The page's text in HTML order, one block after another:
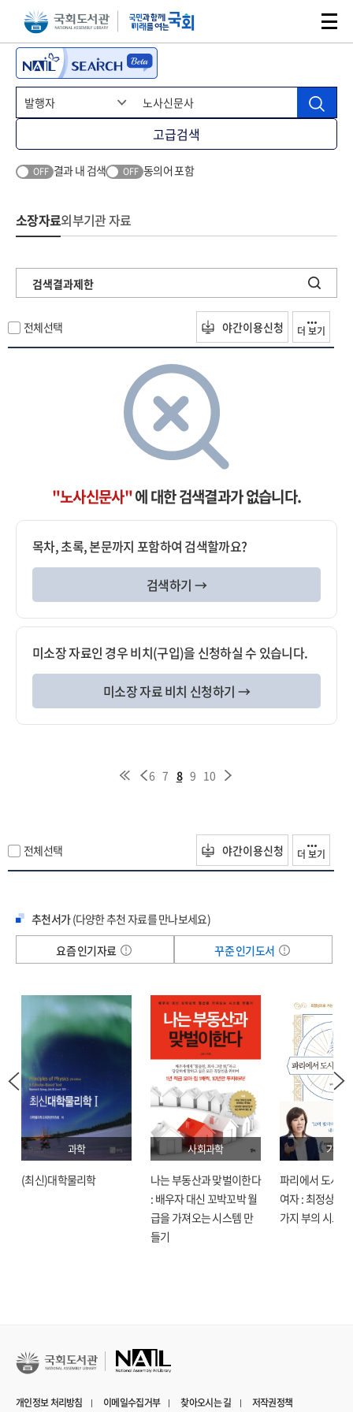
본문 바로가기주메뉴 바로가기
고급검색
OFF 결과 내 검색 OFF 동의어 포함
소장자료외부기관 자료
검색결과제한
전체선택 야간이용신청 더 보기
"노사신문사"에 대한 검색결과가 없습니다.
목차, 초록, 본문까지 포함하여 검색할까요?
검색하기 →
미소장 자료인 경우 비치(구입)을 신청하실 수 있습니다.
미소장 자료 비치 신청하기 →
6 7 8 9 10
전체선택 야간이용신청 더 보기
추천서가(다양한 추천 자료를 만나보세요)
요즘 인기자료
꾸준 인기도서
과학
(최신)대학물리학
사회과학
나는 부동산과 맞벌이한다
: 배우자 대신 꼬박꼬박 월
급을 가져오는 시스템 만
들기
기술
파리에서 도시락
여자 : 최정상으
가지 부의 시크릿
개인정보 처리방침 이메일수집거부 찾아오시는 길 저작권정책